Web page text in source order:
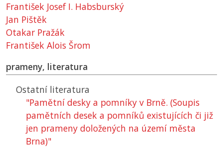
František Josef I. Habsburský
Jan Pištěk
Otakar Pražák
František Alois Šrom
prameny, literatura
Ostatní literatura
"Pamětní desky a pomníky v Brně. (Soupis
pamětních desek a pomníků existujících či již
jen prameny doložených na území města
Brna)"